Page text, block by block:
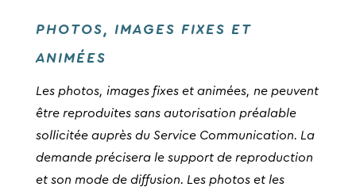
PHOTOS, IMAGES FIXES ET
ANIMÉES
Les photos, images fixes et animées, ne peuvent
être reproduites sans autorisation préalable
sollicitée auprès du Service Communication. La
demande précisera le support de reproduction
et son mode de diffusion. Les photos et les